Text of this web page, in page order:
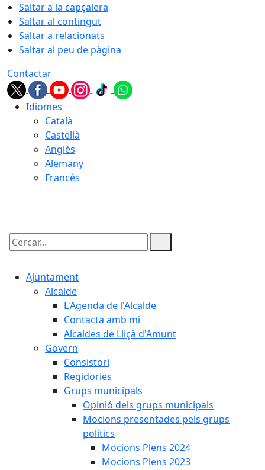
Saltar a la capçalera
Saltar al contingut
Saltar a relacionats
Saltar al peu de pàgina
Contactar
Idiomes
Català
Castellà
Anglès
Alemany
Francès
Cercar:
Ajuntament
Alcalde
L'Agenda de l'Alcalde
Contacta amb mi
Alcaldes de Lliçà d'Amunt
Govern
Consistori
Regidories
Grups municipals
Opinió dels grups municipals
Mocions presentades pels grups
polítics
Mocions Plens 2024
Mocions Plens 2023